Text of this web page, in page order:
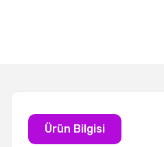
Ürün Bilgisi